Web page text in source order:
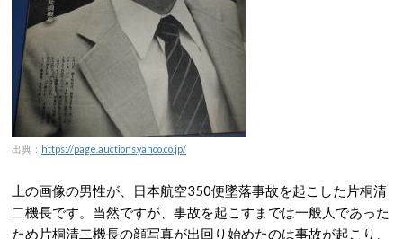
出典： https://page.auctions.yahoo.co.jp/
上の画像の男性が、日本航空350便墜落事故を起こした片桐清
二機長です。当然ですが、事故を起こすまでは一般人であった
ため片桐清二機長の顔写真が出回り始めたのは事故が起こり、